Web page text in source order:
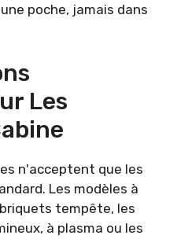
poche, jamais dans
Les
n'acceptent que les
Les modèles à
tempête, les
à plasma ou les